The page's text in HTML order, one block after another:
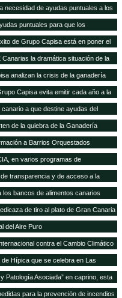
necesidad de ayudas puntuales a los
puntuales para que los
gran subida de la alimentación
de Grupo Capisa está en poner el
la dramática situación de la
analizan la crisis de la ganadería
Capisa evita emitir cada año a la
a que destine ayudas del
en peligro de desaparecer por la
de la quiebra de la Ganadería
a las explotaciones
a Barrios Orquestados
en varios programas de
transparencia y de acceso a la
bancos de alimentos canarios
de tiro al plato de Gran Canaria
del Aire Puro
contra el Cambio Climático
Hípica que se celebra en Las
Patología Asociada” en caprino, esta
Capisa
para la prevención de incendios